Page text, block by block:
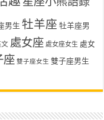
男生 牡羊座 牡羊座男
處女座 處女座女生 處女
座 雙子座女生 雙子座男生